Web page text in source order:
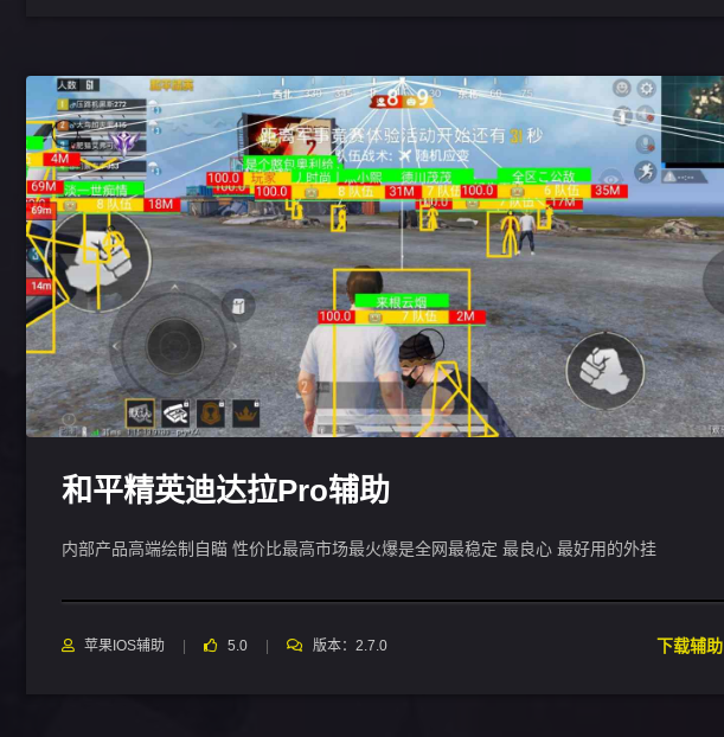
和平精英迪达拉Pro辅助
内部产品高端绘制自瞄 性价比最高市场最火爆是全网最稳定 最良心 最好用的外挂
苹果IOS辅助 5.0 版本：2.7.0 下载辅助